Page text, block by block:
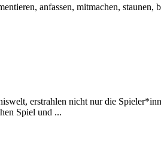
anfassen, mitmachen, staunen,
erstrahlen nicht nur die
Spiel und ...